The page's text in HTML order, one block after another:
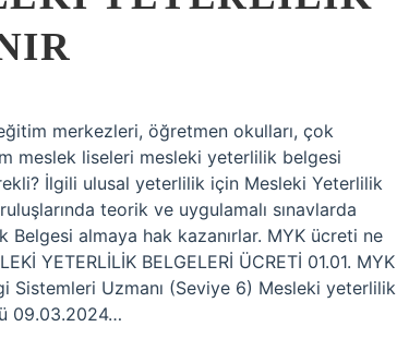
merkezleri, öğretmen okulları, çok
meslek liseleri mesleki yeterlilik belgesi
İlgili ulusal yeterlilik için Mesleki Yeterlilik
teorik ve uygulamalı sınavlarda
Belgesi almaya hak kazanırlar. MYK ücreti ne
YETERLİLİK BELGELERİ ÜCRETİ 01.01. MYK
Sistemleri Uzmanı (Seviye 6) Mesleki yeterlilik
09.03.2024…